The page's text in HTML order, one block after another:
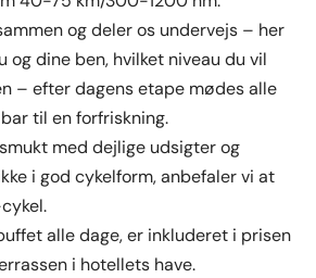
og deler os undervejs – her
og dine ben, hvilket niveau du vil
– efter dagens etape mødes alle
til en forfriskning.
med dejlige udsigter og
i god cykelform, anbefaler vi at
alle dage, er inkluderet i prisen
i hotellets have.